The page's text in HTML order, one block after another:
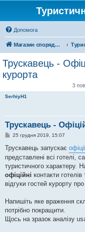
Допомога
Магазин спорядження
Трускавець -
курорта
3
SerhiyH1
Трускавець -
П
в
д
о
м
л
е
н
я
25 грудня 2019, 15:07
Трускавець запускає
представлені всі готелі,
туристичного характеру.
офіційні контакти
відгуки гостей курорту
Напишіть яке враження
потрібно покращити.
Щось на зразок аналізу